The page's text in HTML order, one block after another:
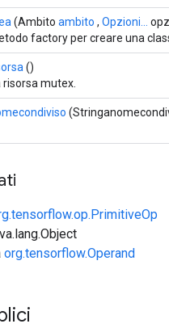
(Ambito ambito , Opzioni...
factory per creare una
()
risorsa mutex.
org.tensorflow.Operand